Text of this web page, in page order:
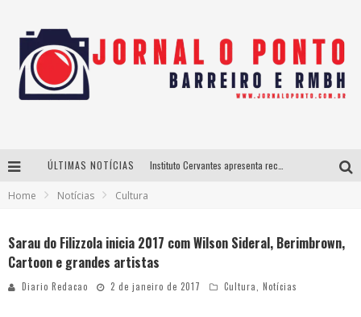
ÚLTIMAS NOTÍCIAS
Home Notícias Cultura
Sarau do Filizzola inicia 2017 com Wilson Sideral, Berimbrown,
Cartoon e grandes artistas
Diario Redacao 2 de janeiro de 2017 Cultura Notícias